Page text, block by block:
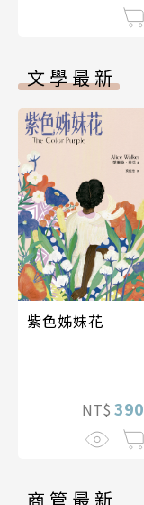
文學最新
紫色姊妹花
NT$ 390
商管最新